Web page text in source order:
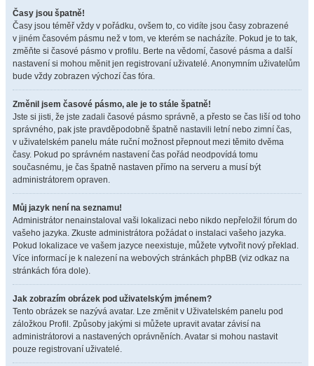
Časy jsou špatně!
Časy jsou téměř vždy v pořádku, ovšem to, co vidíte jsou časy zobrazené
v jiném časovém pásmu než v tom, ve kterém se nacházíte. Pokud je to tak,
změňte si časové pásmo v profilu. Berte na vědomí, časové pásma a další
nastavení si mohou měnit jen registrovaní uživatelé. Anonymním uživatelům
bude vždy zobrazen výchozí čas fóra.
Změnil jsem časové pásmo, ale je to stále špatně!
Jste si jisti, že jste zadali časové pásmo správně, a přesto se čas liší od toho
správného, pak jste pravděpodobně špatně nastavili letní nebo zimní čas,
v uživatelském panelu máte ruční možnost přepnout mezi těmito dvěma
časy. Pokud po správném nastavení čas pořád neodpovídá tomu
současnému, je čas špatně nastaven přímo na serveru a musí být
administrátorem opraven.
Můj jazyk není na seznamu!
Administrátor nenainstaloval vaši lokalizaci nebo nikdo nepřeložil fórum do
vašeho jazyka. Zkuste administrátora požádat o instalaci vašeho jazyka.
Pokud lokalizace ve vašem jazyce neexistuje, můžete vytvořit nový překlad.
Více informací je k nalezení na webových stránkách phpBB (viz odkaz na
stránkách fóra dole).
Jak zobrazím obrázek pod uživatelským jménem?
Tento obrázek se nazývá avatar. Lze změnit v Uživatelském panelu pod
záložkou Profil. Způsoby jakými si můžete upravit avatar závisí na
administrátorovi a nastavených oprávněních. Avatar si mohou nastavit
pouze registrovaní uživatelé.